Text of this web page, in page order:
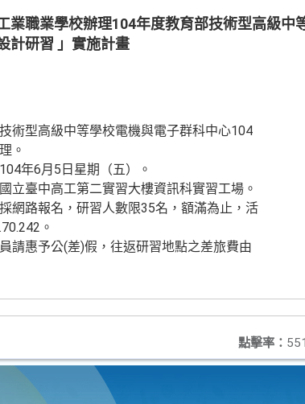
業職業學校辦理104年度教育部技術型高級
計研習 」實施計畫
術型高級中等學校電機與電子群科中心104
。
年6月5日星期（五）。
立臺中高工第二實習大樓資訊科實習工場。
網路報名，研習人數限35名，額滿為止，活
。
請惠予公(差)假，往返研習地點之差旅費由
點擊率： 551